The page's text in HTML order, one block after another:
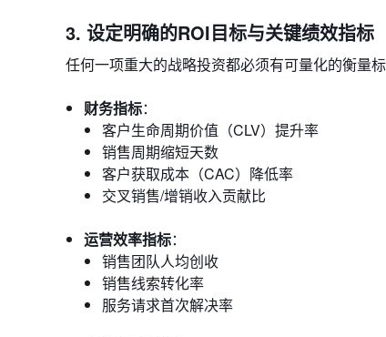
3. 设定明确的ROI目标与关键绩效指标
任何一项重大的战略投资都必须有可量化的衡量
财务指标：
客户生命周期价值（CLV）提升率
销售周期缩短天数
客户获取成本（CAC）降低率
交叉销售/增销收入贡献比
运营效率指标：
销售团队人均创收
销售线索转化率
服务请求首次解决率